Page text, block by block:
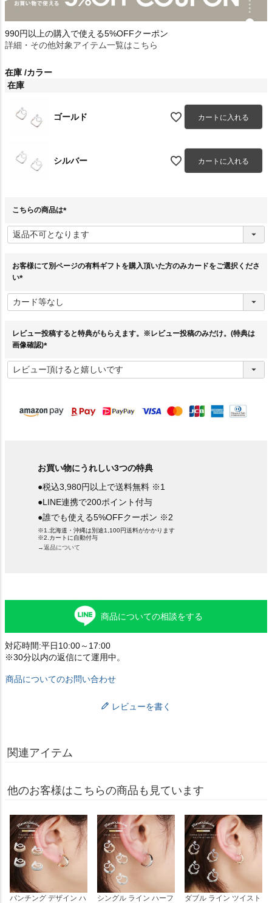
990円以上の購入で使える5%OFFクーポン
詳細・その他対象アイテム一覧はこちら
在庫 カラー
在庫
ゴールド カートに入れる
シルバー カートに入れる
こちらの商品は
必
須
お客様にて別ページの有料ギフトを購入頂いた方のみカードをご選択くださ
い
必
須
レビュー投稿すると特典がもらえます。※レビュー投稿のみだけ。(特典は
画像確認)
必
須
お買い物にうれしい3つの特典
●税込3,980円以上で送料無料 ※1
●LINE連携で200ポイント付与
●誰でも使える5%OFFクーポン ※2
※1.北海道・沖縄は別途1,100円送料がかかります
※2.カートに自動付与
→返品について
商品についての相談をする
対応時間:平日10:00～17:00
※30分以内の返信にて運用中。
商品についてのお問い合わせ
レビューを書く
関連アイテム
他のお客様はこちらの商品も見ています
パンチング デザイン ハ
シングル ライン ハーフ
ダブル ライン ツイスト